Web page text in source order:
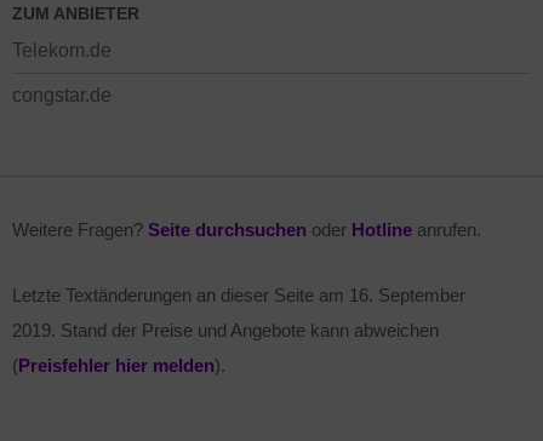
ZUM ANBIETER
Telekom.de
congstar.de
Weitere Fragen? Seite durchsuchen oder Hotline anrufen.
Letzte Textänderungen an dieser Seite am 16. September
2019. Stand der Preise und Angebote kann abweichen
(Preisfehler hier melden).